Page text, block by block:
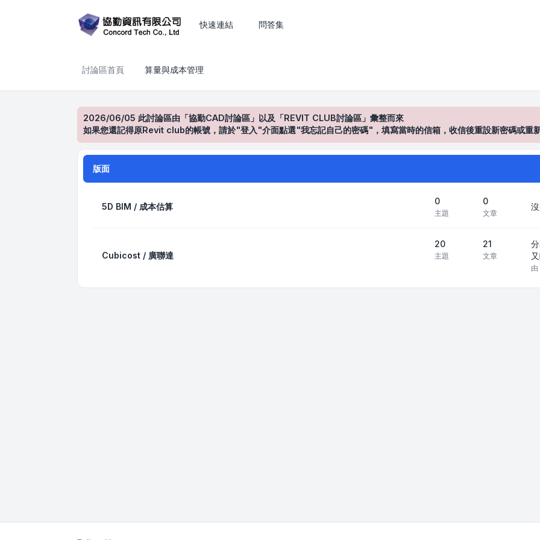
快速連結 問答集
討論區首頁 算量與成本管理
2026/06/05 此討論區由「協勤CAD討論區」以及「REVIT CLUB討論區」彙整而來
如果您還記得原Revit club的帳號，請於"登入"介面點選"我忘記自己的密碼"，填寫當時的信箱，收信後重設新密碼或重
版面
5D BIM / 成本估算
0
主題
0
文章
Cubicost / 廣聯達
20
主題
21
文章
由